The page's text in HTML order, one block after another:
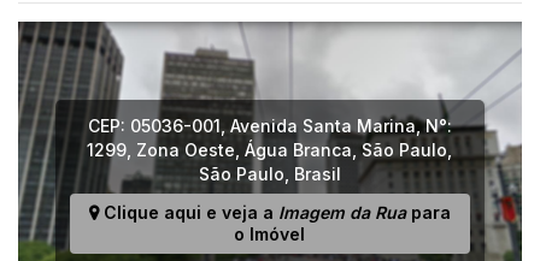
CEP: 05036-001, Avenida Santa Marina,N°:
1299 Zona Oeste ,Água Branca ,São Paulo
São Paulo Brasil
Clique aqui e veja a Imagem da Ruapara
o Imóvel